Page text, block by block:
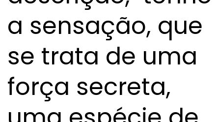
a sensação, que
se trata de uma
força secreta,